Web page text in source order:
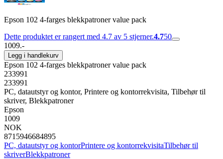
Epson 102 4-farges blekkpatroner value pack
Dette produktet er rangert med 4.7 av 5 stjerner.4.750
1009.-
Legg i handlekurv
Epson 102 4-farges blekkpatroner value pack
233991
233991
PC, datautstyr og kontor, Printere og kontorrekvisita, Tilbehør til
skriver, Blekkpatroner
Epson
1009
NOK
8715946684895
PC, datautstyr og kontorPrintere og kontorrekvisitaTilbehør til
skriverBlekkpatroner